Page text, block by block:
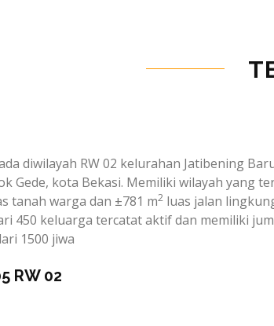
diwilayah RW 02 kelurahan Jatibening
Gede, kota Bekasi. Memiliki wilayah yang
tanah warga dan ±781 m2 luas jalan
450 keluarga tercatat aktif dan memiliki
1500 jiwa
RW 02